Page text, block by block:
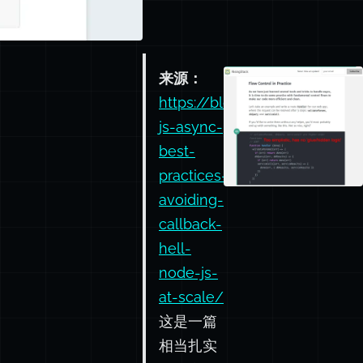
来源：
https://blog.risingstack.com/
js-async-
best-
practices-
avoiding-
callback-
hell-
node-js-
at-scale/
这是一篇
相当扎实